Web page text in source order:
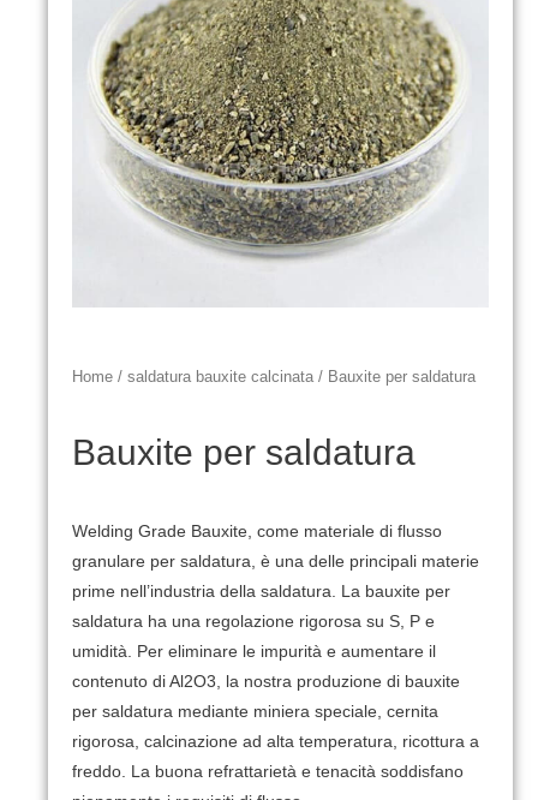
Home / saldatura bauxite calcinata / Bauxite per saldatura
Bauxite per saldatura
Welding Grade Bauxite, come materiale di flusso
granulare per saldatura, è una delle principali materie
prime nell’industria della saldatura. La bauxite per
saldatura ha una regolazione rigorosa su S, P e
umidità. Per eliminare le impurità e aumentare il
contenuto di Al2O3, la nostra produzione di bauxite
per saldatura mediante miniera speciale, cernita
rigorosa, calcinazione ad alta temperatura, ricottura a
freddo. La buona refrattarietà e tenacità soddisfano